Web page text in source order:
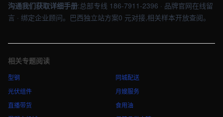
沟通我们获取详细手册:总部专线 186-7911-2396 · 品牌官网在线留
言 · 绑定企业顾问。巴西独立站方案0 元对接,相关样本开放查阅。
相关专题阅读
型钢
光伏组件
直播带货
同城配送
月嫂服务
食用油